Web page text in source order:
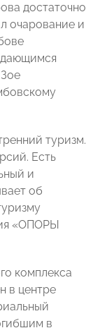
достаточно
очарование и
туризм.
Есть
и
об
«ОПОРЫ
комплекса
в центре
в